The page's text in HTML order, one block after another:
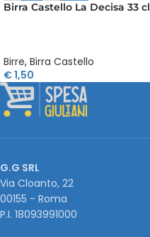
Birra Castello La Decisa 33 cl
Birre, Birra Castello
€1,50
G.G SRL
Via Cloanto, 22
00155 - Roma
P.I. ‭18093991000